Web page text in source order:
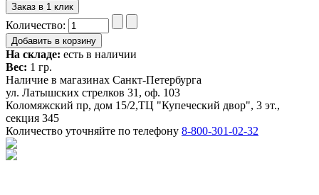
Количество:
На складе: есть в наличии
Вес: 1 гр.
Наличие в магазинах Санкт-Петербурга
ул. Латышских стрелков 31, оф. 103
Коломяжский пр, дом 15/2,ТЦ "Купеческий двор", 3 эт.,
секция 345
Количество уточняйте по телефону 8-800-301-02-32